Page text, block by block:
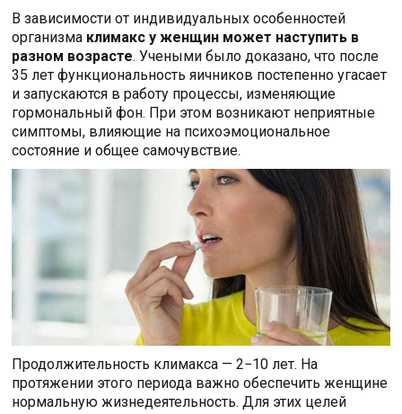
В зависимости от индивидуальных особенностей
организма климакс у женщин может наступить в
разном возрасте. Учеными было доказано, что после
35 лет функциональность яичников постепенно угасает
и запускаются в работу процессы, изменяющие
гормональный фон. При этом возникают неприятные
симптомы, влияющие на психоэмоциональное
состояние и общее самочувствие.
Продолжительность климакса — 2−10 лет. На
протяжении этого периода важно обеспечить женщине
нормальную жизнедеятельность. Для этих целей